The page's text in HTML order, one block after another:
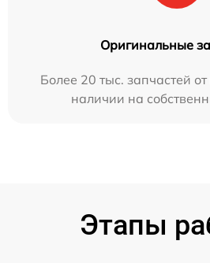
Оригинальные
Более 20 тыс. запчастей
наличии на
Этапы